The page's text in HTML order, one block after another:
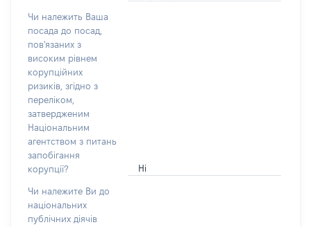
Чи належить Ваша
посада до посад,
пов'язаних з
високим рівнем
корупційних
ризиків, згідно з
переліком,
затвердженим
Національним
агентством з питань
запобігання
корупції?
Ні
Чи належите Ви до
національних
публічних діячів